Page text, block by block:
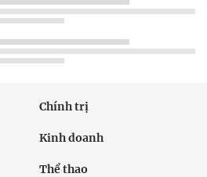
Chính trị
Kinh doanh
Thể thao